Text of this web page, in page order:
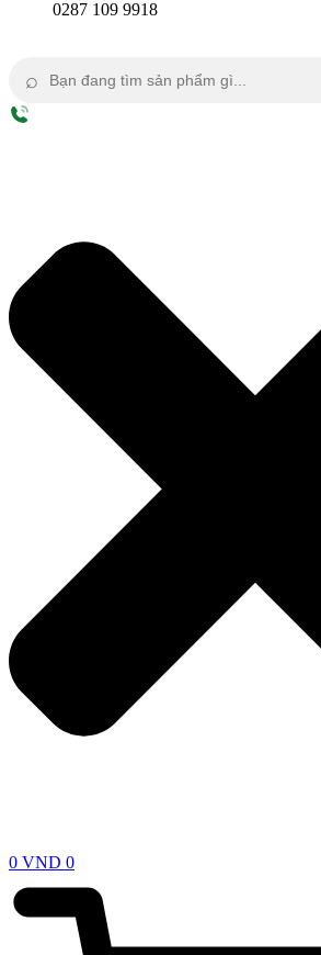
0287 109 9918
⌕
0 VND 0